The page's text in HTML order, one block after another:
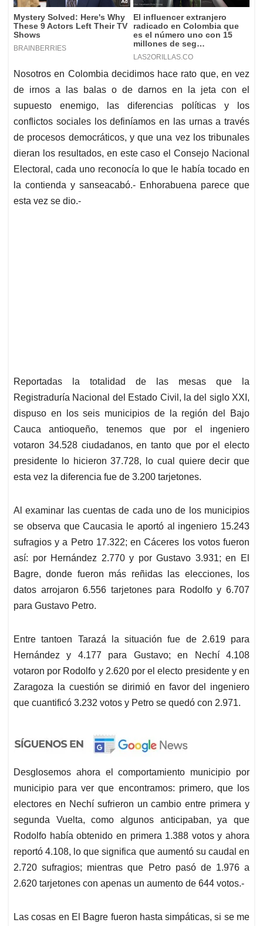
Nosotros en Colombia decidimos hace rato que, en vez
de irnos a las balas o de darnos en la jeta con el
supuesto enemigo, las diferencias políticas y los
conflictos sociales los definíamos en las urnas a través
de procesos democráticos, y que una vez los tribunales
dieran los resultados, en este caso el Consejo Nacional
Electoral, cada uno reconocía lo que le había tocado en
la contienda y sanseacabó.- Enhorabuena parece que
esta vez se dio.-
Reportadas la totalidad de las mesas que la
Registraduría Nacional del Estado Civil, la del siglo XXI,
dispuso en los seis municipios de la región del Bajo
Cauca antioqueño, tenemos que por el ingeniero
votaron 34.528 ciudadanos, en tanto que por el electo
presidente lo hicieron 37.728, lo cual quiere decir que
esta vez la diferencia fue de 3.200 tarjetones.
Al examinar las cuentas de cada uno de los municipios
se observa que Caucasia le aportó al ingeniero 15.243
sufragios y a Petro 17.322; en Cáceres los votos fueron
así: por Hernández 2.770 y por Gustavo 3.931; en El
Bagre, donde fueron más reñidas las elecciones, los
datos arrojaron 6.556 tarjetones para Rodolfo y 6.707
para Gustavo Petro.
Entre tantoen Tarazá la situación fue de 2.619 para
Hernández y 4.177 para Gustavo; en Nechí 4.108
votaron por Rodolfo y 2.620 por el electo presidente y en
Zaragoza la cuestión se dirimió en favor del ingeniero
que cuantificó 3.232 votos y Petro se quedó con 2.971.
Desglosemos ahora el comportamiento municipio por
municipio para ver que encontramos: primero, que los
electores en Nechí sufrieron un cambio entre primera y
segunda Vuelta, como algunos anticipaban, ya que
Rodolfo había obtenido en primera 1.388 votos y ahora
reportó 4.108, lo que significa que aumentó su caudal en
2.720 sufragios; mientras que Petro pasó de 1.976 a
2.620 tarjetones con apenas un aumento de 644 votos.-
Las cosas en El Bagre fueron hasta simpáticas, si se me